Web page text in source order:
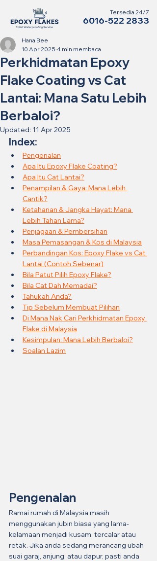
Tersedia 24/7
6016-522 2833
Perkhidmatan Epoxy
Flake Coating vs Cat
Lantai: Mana Satu Lebih
Berbaloi?
Hana Bee
10 Apr 2025 4 min membaca
Updated: 11 Apr 2025
Index:
Pengenalan
Apa Itu Epoxy Flake Coating?
Apa Itu Cat Lantai?
Penampilan & Gaya: Mana Lebih
Cantik?
Ketahanan & Jangka Hayat: Mana
Lebih Tahan Lama?
Penjagaan & Pembersihan
Masa Pemasangan & Kos di Malaysia
Perbandingan Kos: Epoxy Flake vs Cat
Lantai (Contoh Sebenar)
Bila Patut Pilih Epoxy Flake?
Bila Cat Dah Memadai?
Tahukah Anda?
Tip Sebelum Membuat Pilihan
Di Mana Nak Cari Perkhidmatan Epoxy
Flake di Malaysia
Kesimpulan: Mana Lebih Berbaloi?
Soalan Lazim
Pengenalan
Ramai rumah di Malaysia masih
menggunakan jubin biasa yang lama-
kelamaan menjadi kusam, tercalar atau
retak. Jika anda sedang merancang ubah
suai garaj, anjung, atau dapur, pasti anda